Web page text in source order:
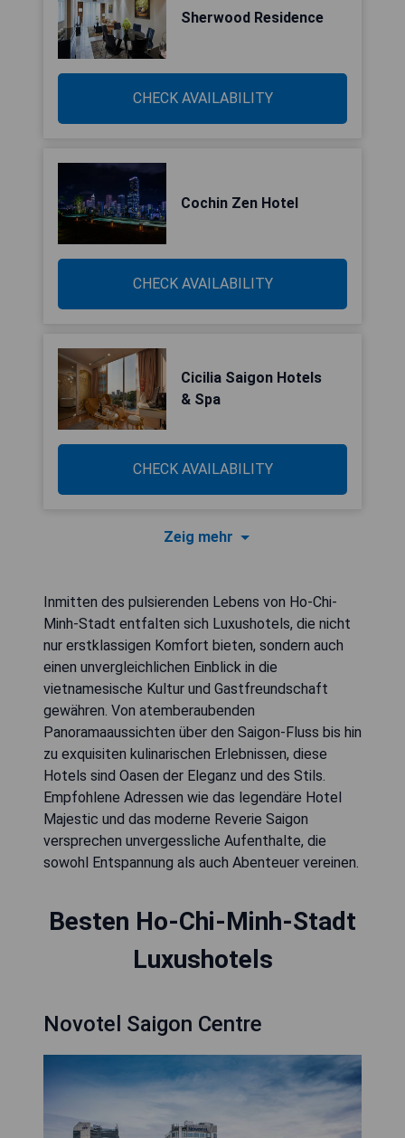
Sherwood Residence
CHECK AVAILABILITY
Cochin Zen Hotel
CHECK AVAILABILITY
Cicilia Saigon Hotels
& Spa
CHECK AVAILABILITY
Zeig mehr
Inmitten des pulsierenden Lebens von Ho-Chi-
Minh-Stadt entfalten sich Luxushotels, die nicht
nur erstklassigen Komfort bieten, sondern auch
einen unvergleichlichen Einblick in die
vietnamesische Kultur und Gastfreundschaft
gewähren. Von atemberaubenden
Panoramaaussichten über den Saigon-Fluss bis hin
zu exquisiten kulinarischen Erlebnissen, diese
Hotels sind Oasen der Eleganz und des Stils.
Empfohlene Adressen wie das legendäre Hotel
Majestic und das moderne Reverie Saigon
versprechen unvergessliche Aufenthalte, die
sowohl Entspannung als auch Abenteuer vereinen.
Besten Ho-Chi-Minh-Stadt
Luxushotels
Novotel Saigon Centre